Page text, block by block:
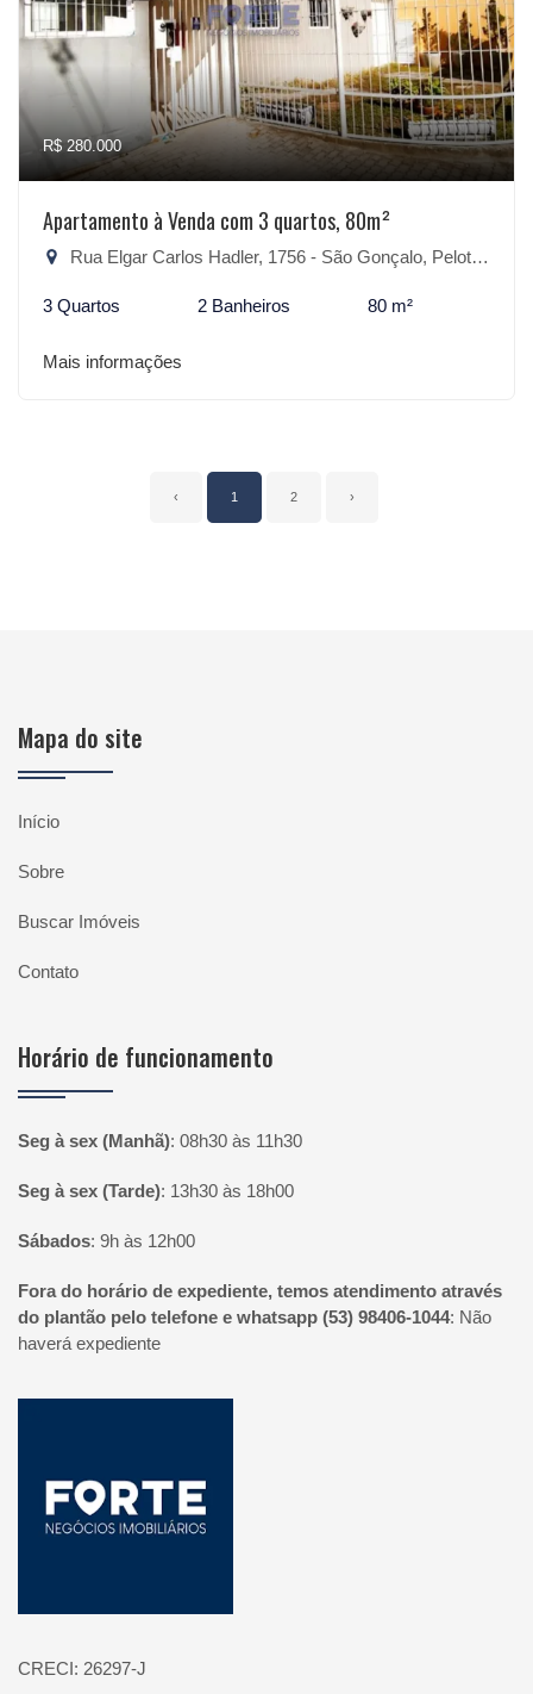
R$ 280.000
Apartamento à Venda com 3 quartos, 80m²
Rua Elgar Carlos Hadler, 1756 - São Gonçalo, Pelotas-RS
3 Quartos 2 Banheiros 80 m²
Mais informações
‹ 1 2 ›
Mapa do site
Início
Sobre
Buscar Imóveis
Contato
Horário de funcionamento
Seg à sex (Manhã): 08h30 às 11h30
Seg à sex (Tarde): 13h30 às 18h00
Sábados: 9h às 12h00
Fora do horário de expediente, temos atendimento através
do plantão pelo telefone e whatsapp (53) 98406-1044: Não
haverá expediente
CRECI: 26297-J